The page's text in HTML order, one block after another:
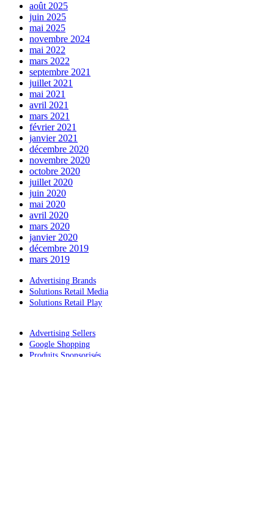
août 2025
juin 2025
mai 2025
novembre 2024
mai 2022
mars 2022
septembre 2021
juillet 2021
mai 2021
avril 2021
mars 2021
février 2021
janvier 2021
décembre 2020
novembre 2020
octobre 2020
juillet 2020
juin 2020
mai 2020
avril 2020
mars 2020
janvier 2020
décembre 2019
mars 2019
Advertising Brands
Solutions Retail Media
Solutions Retail Play
Advertising Sellers
Google Shopping
Produits Sponsorisés